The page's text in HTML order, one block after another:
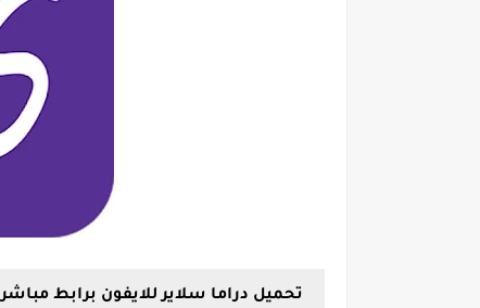
تحميل دراما سلاير للايفون برابط مباشر